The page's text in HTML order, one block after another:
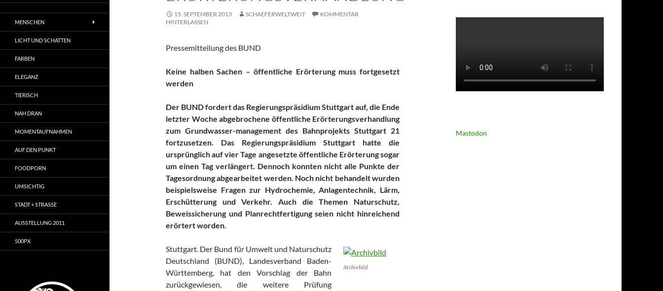
15. SEPTEMBER 2013 SCHAEFERWELTWEIT
KOMMENTAR
HINTERLASSEN
Pressemitteilung des BUND
Keine halben Sachen – öffentliche Erörterung muss fortgesetzt
werden
Der BUND fordert das Regierungspräsidium Stuttgart auf, die Ende
letzter Woche abgebrochene öffentliche Erörterungsverhandlung
zum Grundwasser-management des Bahnprojekts Stuttgart 21
fortzusetzen. Das Regierungspräsidium Stuttgart hatte die
ursprünglich auf vier Tage angesetzte öffentliche Erörterung sogar
um einen Tag verlängert. Dennoch konnten nicht alle Punkte der
Tagesordnung abgearbeitet werden. Noch nicht behandelt wurden
beispielsweise Fragen zur Hydrochemie, Anlagentechnik, Lärm,
Erschütterung und Verkehr. Auch die Themen Naturschutz,
Beweissicherung und Planrechtfertigung seien nicht hinreichend
erörtert worden.
Archivbild
Stuttgart. Der Bund für Umwelt und Naturschutz
Deutschland (BUND), Landesverband Baden-
Württemberg, hat den Vorschlag der Bahn
zurückgewiesen, die weitere Prüfung
Mastodon
MENSCHEN
LICHT UND SCHATTEN
FARBEN
ELEGANZ
TIERISCH
NAH DRAN
MOMENTAUFNAHMEN
AUF DEN PUNKT
FOODPORN
UMSICHTIG
STADT + STRASSE
AUSSTELLUNG 2011
500PX